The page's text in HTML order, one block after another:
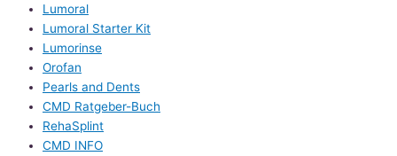
Lumoral
Lumoral Starter Kit
Lumorinse
Orofan
Pearls and Dents
CMD Ratgeber-Buch
RehaSplint
CMD INFO